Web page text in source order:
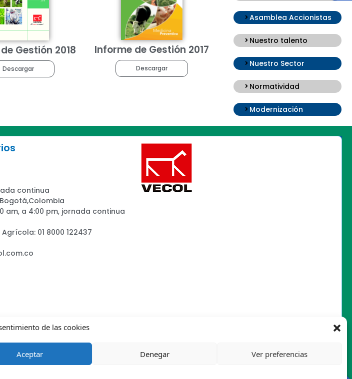
de las cookies
Aceptar Denegar Ver preferencias
Gestión 2018
Descargar
Informe de Gestión 2017
Descargar
Asamblea Accionistas
Nuestro talento
Nuestro Sector
Normatividad
Modernización
continua
am, a 4:00 pm, jornada continua
01 8000 122437